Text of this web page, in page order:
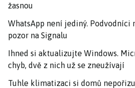
žasnou
WhatsApp není jediný.
pozor na Signalu
Ihned si aktualizujte Windows.
chyb, dvě z nich už se zneužívají
Tuhle klimatizaci si domů